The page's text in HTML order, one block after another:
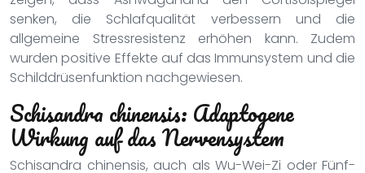
senken, die Schlafqualität verbessern und die
allgemeine Stressresistenz erhöhen kann. Zudem
wurden positive Effekte auf das Immunsystem und die
Schilddrüsenfunktion nachgewiesen.
Schisandra chinensis: Adaptogene
Wirkung auf das Nervensystem
Schisandra chinensis, auch als Wu-Wei-Zi oder Fünf-